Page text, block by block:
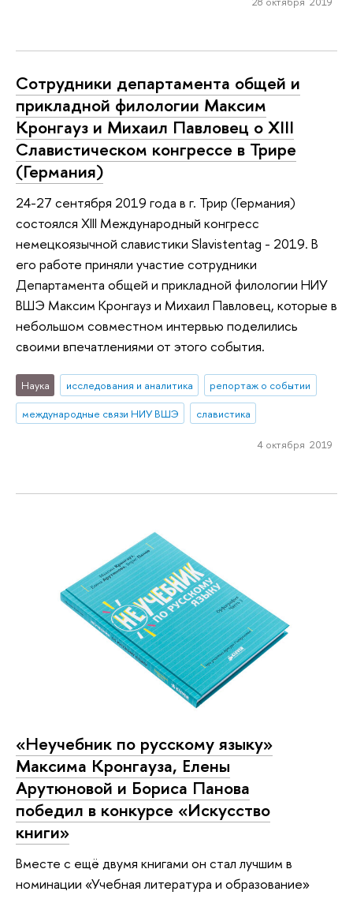
Сотрудники департамента общей и
прикладной филологии Максим
Кронгауз и Михаил Павловец о XIII
Славистическом конгрессе в Трире
(Германия)
24-27 сентября 2019 года в г. Трир (Германия)
состоялся XIII Международный конгресс
немецкоязычной славистики Slavistentag - 2019. В
его работе приняли участие сотрудники
Департамента общей и прикладной филологии НИУ
ВШЭ Максим Кронгауз и Михаил Павловец, которые в
небольшом совместном интервью поделились
своими впечатлениями от этого события.
Наука исследования и аналитика
репортаж о событии
международные связи НИУ ВШЭ
славистика
4 октября 2019
«Неучебник по русскому языку»
Максима Кронгауза, Елены
Арутюновой и Бориса Панова
победил в конкурсе «Искусство
книги»
Вместе с ещё двумя книгами он стал лучшим в
номинации «Учебная литература и образование»